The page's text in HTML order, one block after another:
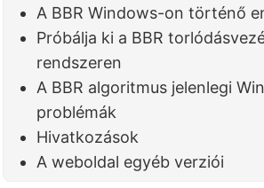
A BBR Windows-on történő
Próbálja ki a BBR
rendszeren
A BBR algoritmus jelenlegi
problémák
Hivatkozások
A weboldal egyéb verziói